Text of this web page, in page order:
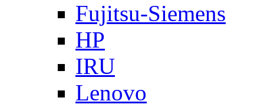
Fujitsu-Siemens
HP
IRU
Lenovo